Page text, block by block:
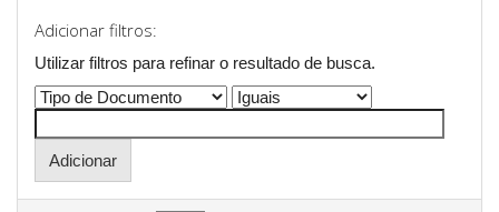
Adicionar filtros:
Utilizar filtros para refinar o resultado de busca.